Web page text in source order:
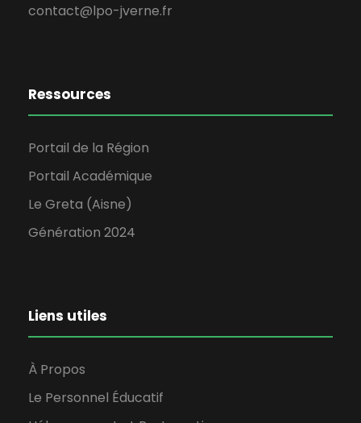
contact@lpo-jverne.fr
Ressources
Portail de la Région
Portail Académique
Le Greta (Aisne)
Génération 2024
Liens utiles
À Propos
Le Personnel Éducatif